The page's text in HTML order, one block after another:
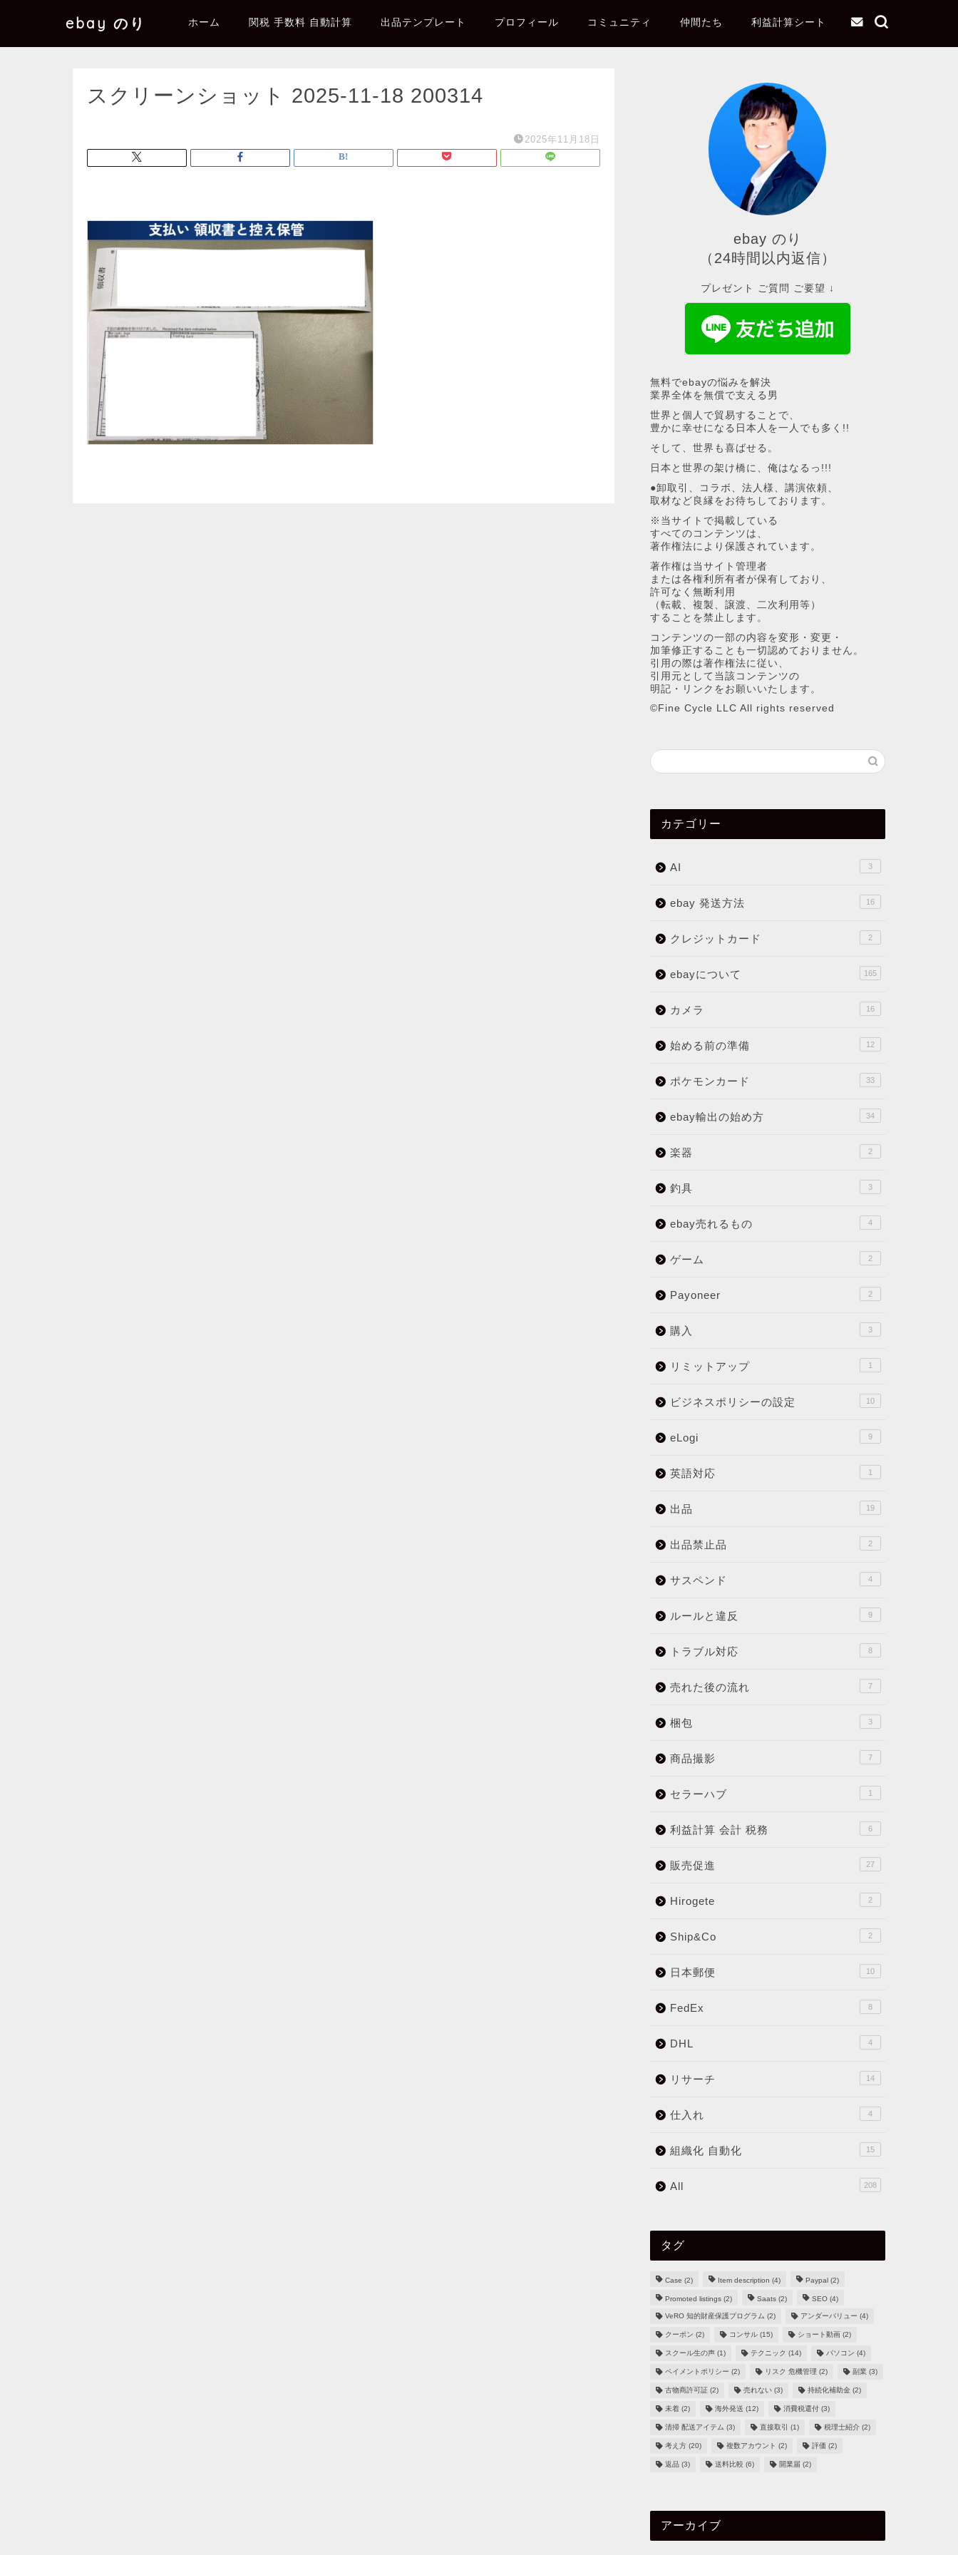
ebay のり ホーム 関税 手数料 自動計算 出品テンプレート プロフィール コミュニティ 仲間たち 利益計算シート
スクリーンショット 2025-11-18 200314
2025年11月18日
ebay のり
（24時間以内返信）
プレゼント ご質問 ご要望 ↓
無料でebayの悩みを解決
業界全体を無償で支える男
世界と個人で貿易することで、
豊かに幸せになる日本人を一人でも多く!!
そして、世界も喜ばせる。
日本と世界の架け橋に、俺はなるっ!!!
●卸取引、コラボ、法人様、講演依頼、
取材など良縁をお待ちしております。
※当サイトで掲載している
すべてのコンテンツは、
著作権法により保護されています。
著作権は当サイト管理者
または各権利所有者が保有しており、
許可なく無断利用
（転載、複製、譲渡、二次利用等）
することを禁止します。
コンテンツの一部の内容を変形・変更・
加筆修正することも一切認めておりません。
引用の際は著作権法に従い、
引用元として当該コンテンツの
明記・リンクをお願いいたします。
©︎Fine Cycle LLC All rights reserved
カテゴリー
AI 3
ebay 発送方法 16
クレジットカード 2
ebayについて 165
カメラ 16
始める前の準備 12
ポケモンカード 33
ebay輸出の始め方 34
楽器 2
釣具 3
ebay売れるもの 4
ゲーム 2
Payoneer 2
購入 3
リミットアップ 1
ビジネスポリシーの設定 10
eLogi 9
英語対応 1
出品 19
出品禁止品 2
サスペンド 4
ルールと違反 9
トラブル対応 8
売れた後の流れ 7
梱包 3
商品撮影 7
セラーハブ 1
利益計算 会計 税務 6
販売促進 27
Hirogete 2
Ship&Co 2
日本郵便 10
FedEx 8
DHL 4
リサーチ 14
仕入れ 4
組織化 自動化 15
All 208
タグ
Case (2) Item description (4) Paypal(2)
Promoted listings(2) Saats(2) SEO(4)
VeRO 知的財産保護プログラム (2) アンダーバリュー (4)
クーポン (2) コンサル(15) ショート動画(2)
スクール生の声(1) テクニック (14) パソコン (4)
ペイメントポリシー (2) リスク 危機管理 (2) 副業 (3)
古物商許可証(2) 売れない(3) 持続化補助金(2)
未着(2) 海外発送 (12) 消費税還付(3)
清掃 配送アイテム (3) 直接取引 (1) 税理士紹介(2)
考え方(20) 複数アカウント (2) 評価 (2)
返品(3) 送料比較 (6) 開業届 (2)
アーカイブ